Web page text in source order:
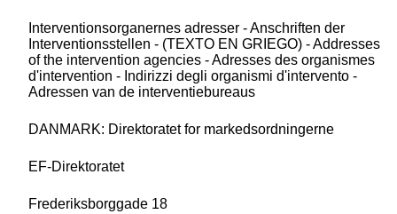
Interventionsorganernes adresser - Anschriften der
Interventionsstellen - (TEXTO EN GRIEGO) - Addresses
of the intervention agencies - Adresses des organismes
d'intervention - Indirizzi degli organismi d'intervento -
Adressen van de interventiebureaus
DANMARK: Direktoratet for markedsordningerne
EF-Direktoratet
Frederiksborggade 18